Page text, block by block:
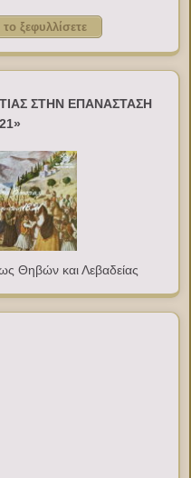
ξεφυλλίσετε
ΣΤΗΝ ΕΠΑΝΑΣΤΑΣΗ
Θηβών και Λεβαδείας